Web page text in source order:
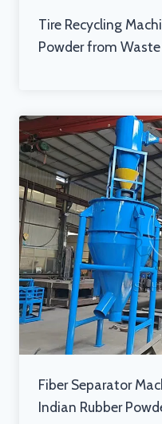
Tire Recycling
Powder from Waste
Fiber Separator
Indian Rubber